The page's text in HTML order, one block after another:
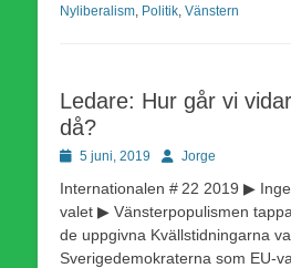
Nyliberalism Politik Vänstern
Ledare: Hur går vi
då?
Publicerad
5 juni, 2019 Författare
Jorge
Internationalen # 22 2019 ▶
valet ▶ Vänsterpopulismen
de uppgivna Kvällstidningarna
Sverigedemokraterna som EU-